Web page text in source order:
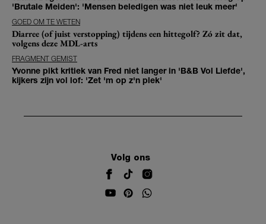
'Brutale Meiden': 'Mensen beledigen was niet leuk meer'
GOED OM TE WETEN
Diarree (of juist verstopping) tijdens een hittegolf? Zó zit dat,
volgens deze MDL-arts
FRAGMENT GEMIST
Yvonne pikt kritiek van Fred niet langer in 'B&B Vol Liefde',
kijkers zijn vol lof: 'Zet 'm op z'n plek'
Volg ons